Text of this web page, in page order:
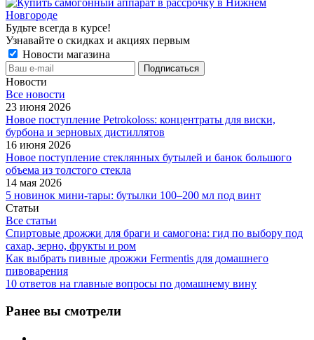
Будьте всегда в курсе!
Узнавайте о скидках и акциях первым
Новости магазина
Новости
Все новости
23 июня 2026
Новое поступление Petrokoloss: концентраты для виски,
бурбона и зерновых дистиллятов
16 июня 2026
Новое поступление стеклянных бутылей и банок большого
объема из толстого стекла
14 мая 2026
5 новинок мини-тары: бутылки 100–200 мл под винт
Статьи
Все статьи
Спиртовые дрожжи для браги и самогона: гид по выбору под
сахар, зерно, фрукты и ром
Как выбрать пивные дрожжи Fermentis для домашнего
пивоварения
10 ответов на главные вопросы по домашнему вину
Ранее вы смотрели